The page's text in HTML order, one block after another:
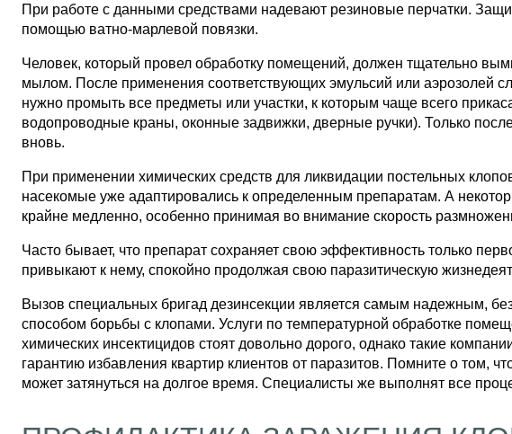
При работе с данными средствами надевают резиновые перчатки.
помощью ватно-марлевой повязки.
Человек, который провел обработку помещений, должен тщательно
мылом. После применения соответствующих эмульсий или аэрозолей
нужно промыть все предметы или участки, к которым чаще всего
водопроводные краны, оконные задвижки, дверные ручки). Только
вновь.
При применении химических средств для ликвидации постельных
насекомые уже адаптировались к определенным препаратам. А
крайне медленно, особенно принимая во внимание скорость
Часто бывает, что препарат сохраняет свою эффективность только
привыкают к нему, спокойно продолжая свою паразитическую
Вызов специальных бригад дезинсекции является самым надежным,
способом борьбы с клопами. Услуги по температурной обработке
химических инсектицидов стоят довольно дорого, однако такие
гарантию избавления квартир клиентов от паразитов. Помните о том,
может затянуться на долгое время. Специалисты же выполнят все